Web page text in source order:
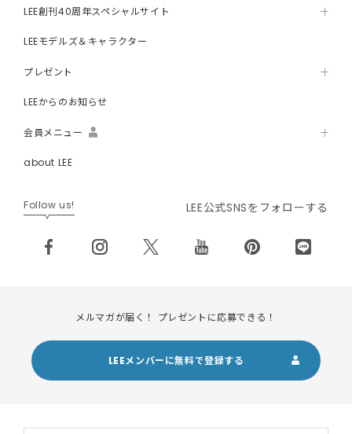
LEE創刊40周年スペシャルサイト
LEEモデルズ＆キャラクター
プレゼント
LEEからのお知らせ
会員メニュー
about LEE
Follow us! LEE公式SNSをフォローする
メルマガが届く！ プレゼントに応募できる！
LEEメンバーに無料で登録する